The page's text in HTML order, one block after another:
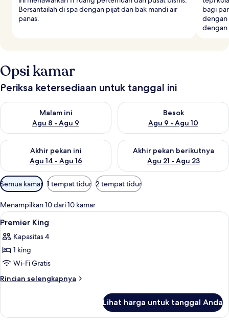
Bersantailah di spa dengan pijat dan bak mandi air
panas.
bagi
dengan
dengan
Opsi kamar
Periksa ketersediaan untuk tanggal ini
Malam ini
Agu 8 - Agu 9
Periksa ketersediaan untuk malam ini Agu 8 - Agu 9
Besok
Agu 9 - Agu 10
Periksa ketersediaan untuk
Akhir pekan ini
Agu 14 - Agu 16
Periksa ketersediaan untuk akhir pekan ini Agu 14 - Agu 16
Akhir pekan berikutnya
Agu 21 - Agu 23
Periksa ketersediaan untuk
Filter
tersedia
untuk
kamar
Semua kamar 1 tempat tidur 2 tempat tidur
Menampilkan 10 dari 10 kamar
Lihat
semua
foto
untuk
Premier
King
1 kamar tidur, seprai premium,
18
Premier King
Kapasitas 4
1 king
Wi-Fi Gratis
Rincian selengkapnya
Rincian
Premier
Lihat harga untuk tanggal Anda